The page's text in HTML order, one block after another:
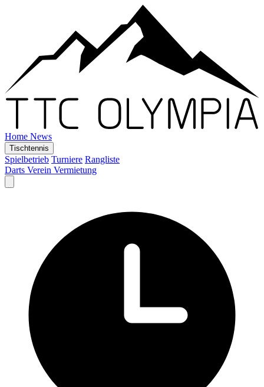
Home News
Tischtennis
Spielbetrieb Turniere Rangliste
Darts Verein Vermietung